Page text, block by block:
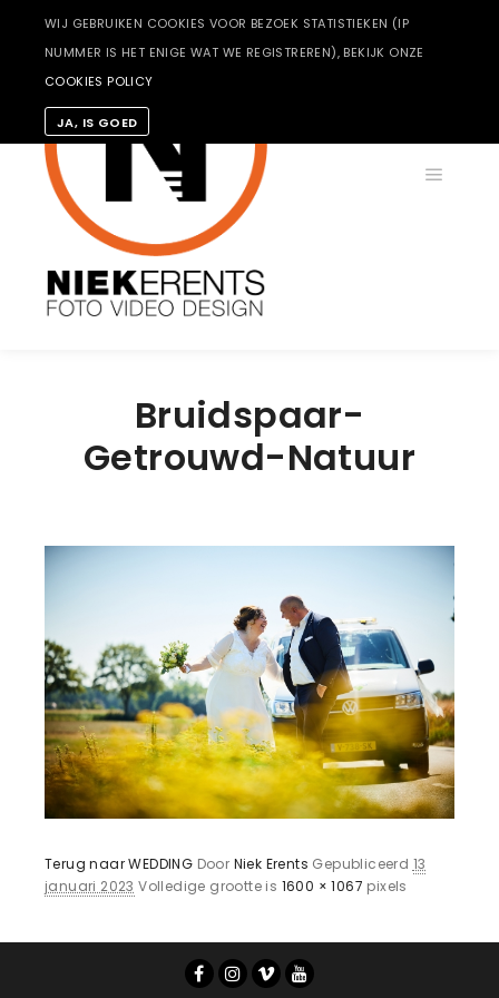
Bruidspaar-
Getrouwd-Natuur
Terug naar WEDDING Door Niek Erents Gepubliceerd 13
januari 2023 Volledige grootte is 1600 × 1067 pixels
WIJ GEBRUIKEN COOKIES VOOR BEZOEK STATISTIEKEN (IP
NUMMER IS HET ENIGE WAT WE REGISTREREN), BEKIJK ONZE
COOKIES POLICY
JA, IS GOED